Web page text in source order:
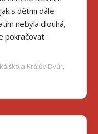
s dětmi dále
nebyla dlouhá,
pokračovat.
škola Králův Dvůr,